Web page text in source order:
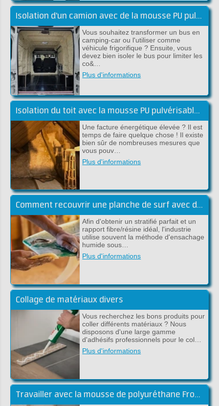
Isolation d'un camion avec de la mousse PU pulvérisable
Vous souhaitez transformer un bus en
camping-car ou l'utiliser comme
véhicule frigorifique ? Ensuite, vous
devez bien isoler le bus pour limiter les
co&…
Plus d'informations
Isolation du toit avec la mousse PU pulvérisable de Froth-Pak
Une facture énergétique élevée ? Il est
temps de faire quelque chose ! Il existe
bien sûr de nombreuses mesures que
vous pouv…
Plus d'informations
Comment recouvrir une planche de surf avec du tissu en carbone et de l'époxy ?
Afin d'obtenir un stratifié parfait et un
rapport fibre/résine idéal, l'industrie
utilise souvent la méthode d'ensachage
humide sous…
Plus d'informations
Collage de matériaux divers
Vous recherchez les bons produits pour
coller différents matériaux ? Nous
disposons d'une large gamme
d'adhésifs professionnels pour le col…
Plus d'informations
Travailler avec la mousse de polyuréthane Froth-Pak - Conseils et astuces